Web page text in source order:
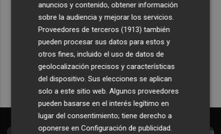
Recibe toda la actualidad de
Plaza Podcast en tu correo
Quiero suscribirme
anuncios y contenido, obtener información
sobre la audiencia y mejorar los servicios.
Proveedores de terceros (1913) también
pueden procesar sus datos para estos y
otros fines, incluido el uso de datos de
geolocalización precisos y características
del dispositivo. Sus elecciones se aplican
solo a este sitio web. Algunos proveedores
pueden basarse en el interés legítimo en
lugar del consentimiento; tiene derecho a
oponerse enConfiguración de publicidad.